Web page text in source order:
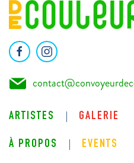
ARTISTES GALERIE
À PROPOS EVENTS